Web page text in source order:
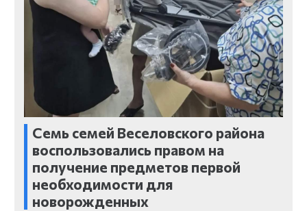
Семь семей Веселовского района
воспользовались правом на
получение предметов первой
необходимости для
новорожденных